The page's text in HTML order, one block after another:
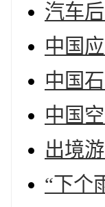
汽车
中国
中国
中国
出境
“下个